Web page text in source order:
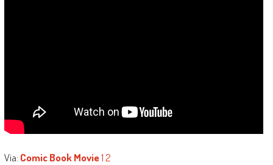
Via: Comic Book Movie12